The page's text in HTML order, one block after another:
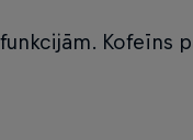
Kofeīns